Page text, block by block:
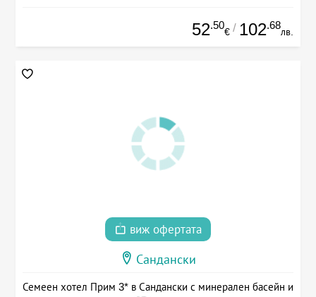
52.50
€ / 102.68
лв.
виж офертата
Сандански
Семеен хотел Прим 3* в Сандански с минерален басейн и